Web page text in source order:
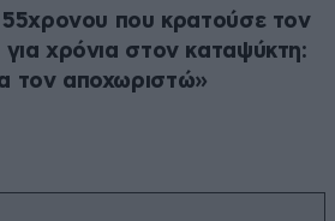
55χρονου που κρατούσε τον
χρόνια στον καταψύκτη:
τον αποχωριστώ»